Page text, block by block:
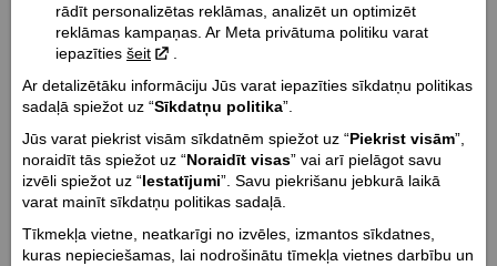
Dzinēja tips:
V-Twin PowerPlus
Dzesēšanas tips:
Šķidruma dzesēšana
Dzinēja tilpums cm³ / Vārstu tips / Vārstu skaits:
1834 / DOCH / 8
Dzinēja jauda Zs (Kw):
126 (93)
Dzinēja griezes moments Nm @ apgr. min.:
182 @ 3600
rādīt personalizētas reklāmas, analizēt un optimizēt
reklāmas kampaņas. Ar Meta privātuma politiku varat
iepazīties šeit
Ar detalizētāku informāciju Jūs varat iepazīties sīkdatņu politikas
sadaļā spiežot uz “Sīkdatņu politika”.
Jūs varat piekrist visām sīkdatnēm spiežot uz “Piekrist visām”,
noraidīt tās spiežot uz “Noraidīt visas” vai arī pielāgot savu
izvēli spiežot uz “Iestatījumi”. Savu piekrišanu jebkurā laikā
varat mainīt sīkdatņu politikas sadaļā.
Tīkmekļa vietne, neatkarīgi no izvēles, izmantos sīkdatnes,
kuras nepieciešamas, lai nodrošinātu tīmekļa vietnes darbību un